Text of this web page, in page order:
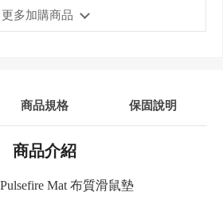
更多加購商品
商品規格 保固說明
商品介紹
Mat 布質滑鼠墊